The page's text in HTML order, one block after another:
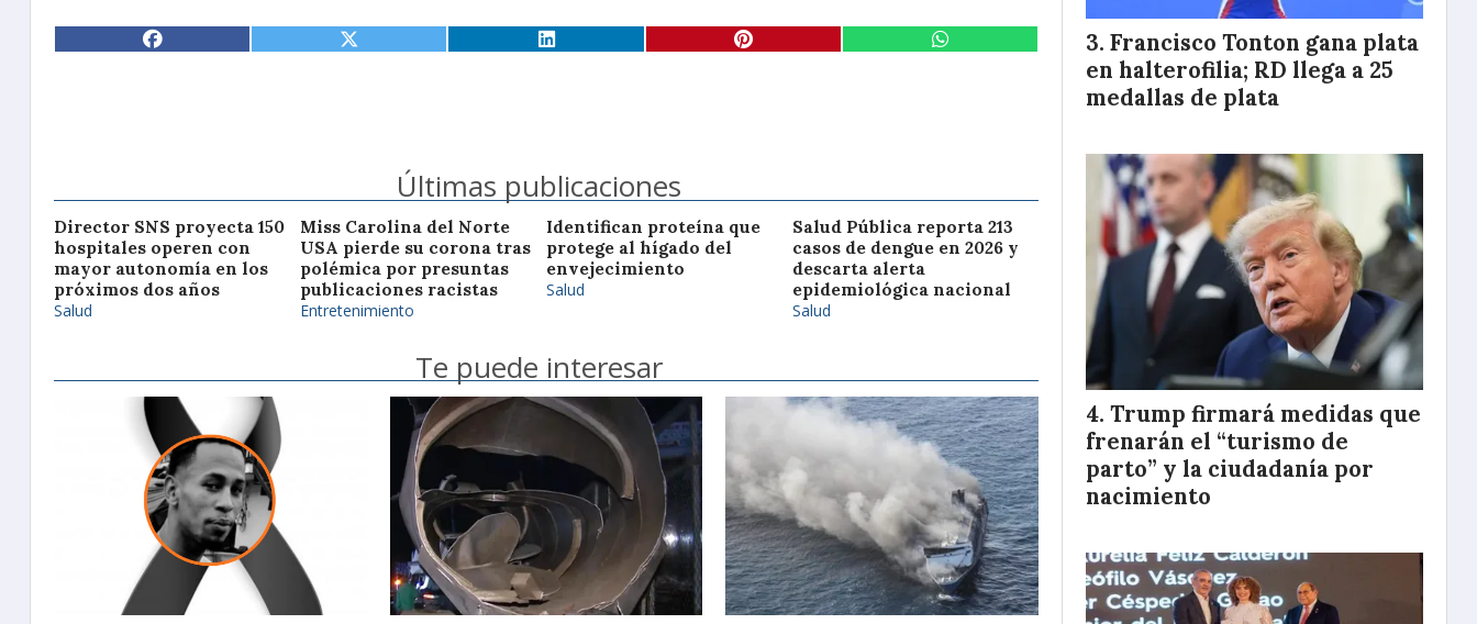
Últimas publicaciones
Director SNS proyecta 150
hospitales operen con
mayor autonomía en los
próximos dos años
Salud
Miss Carolina del Norte
USA pierde su corona tras
polémica por presuntas
publicaciones racistas
Entretenimiento
Identifican proteína que
protege al hígado del
envejecimiento
Salud
Salud Pública reporta 213
casos de dengue en 2026 y
descarta alerta
epidemiológica nacional
Salud
Te puede interesar
Francisco Tonton gana plata
en halterofilia; RD llega a 25
medallas de plata
Trump firmará medidas que
frenarán el “turismo de
parto” y la ciudadanía por
nacimiento